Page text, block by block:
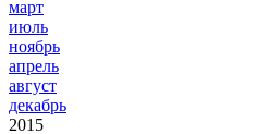
март
июль
ноябрь
апрель
август
декабрь
2015